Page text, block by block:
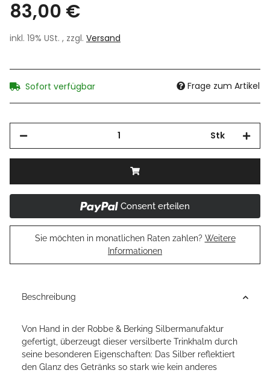
83,00 €
inkl. 19% USt. , zzgl. Versand
Sofort verfügbar Frage zum Artikel
Stk
Consent erteilen
Sie möchten in monatlichen Raten zahlen? Weitere
Informationen
Beschreibung
Von Hand in der Robbe & Berking Silbermanufaktur
gefertigt, überzeugt dieser versilberte Trinkhalm durch
seine besonderen Eigenschaften: Das Silber reflektiert
den Glanz des Getränks so stark wie kein anderes